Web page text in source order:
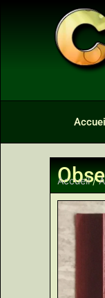
Accueil
Accueil/